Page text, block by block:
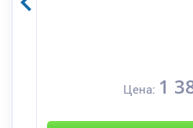
Цена: 1